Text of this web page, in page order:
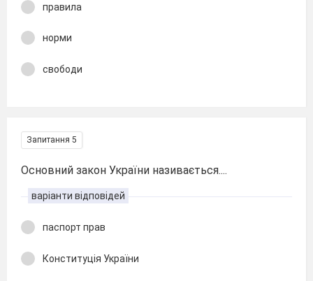
правила
норми
свободи
Запитання 5
Основний закон України називається....
варіанти відповідей
паспорт прав
Конституція України